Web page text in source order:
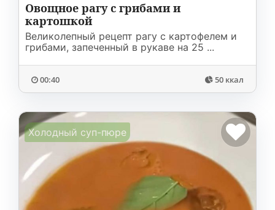
Овощное рагу с грибами и
картошкой
Великолепный рецепт рагу с картофелем и
грибами, запеченный в рукаве на 25 ...
00:40 50 ккал
Холодный суп-пюре